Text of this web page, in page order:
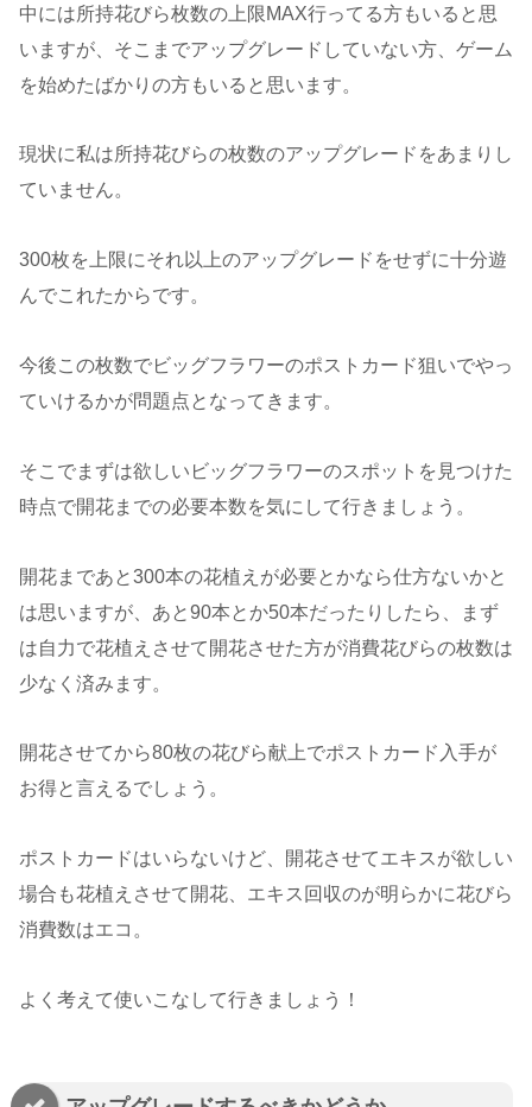
中には所持花びら枚数の上限MAX行ってる方もいると思
いますが、そこまでアップグレードしていない方、ゲーム
を始めたばかりの方もいると思います。
現状に私は所持花びらの枚数のアップグレードをあまりし
ていません。
300枚を上限にそれ以上のアップグレードをせずに十分遊
んでこれたからです。
今後この枚数でビッグフラワーのポストカード狙いでやっ
ていけるかが問題点となってきます。
そこでまずは欲しいビッグフラワーのスポットを見つけた
時点で開花までの必要本数を気にして行きましょう。
開花まであと300本の花植えが必要とかなら仕方ないかと
は思いますが、あと90本とか50本だったりしたら、まず
は自力で花植えさせて開花させた方が消費花びらの枚数は
少なく済みます。
開花させてから80枚の花びら献上でポストカード入手が
お得と言えるでしょう。
ポストカードはいらないけど、開花させてエキスが欲しい
場合も花植えさせて開花、エキス回収のが明らかに花びら
消費数はエコ。
よく考えて使いこなして行きましょう！